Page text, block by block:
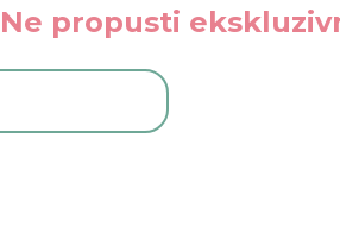
Ne propusti